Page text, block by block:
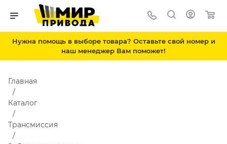
Нужна помощь в выборе товара? Оставьте свой номер и
наш менеджер Вам поможет!
Главная
Каталог
Трансмиссия